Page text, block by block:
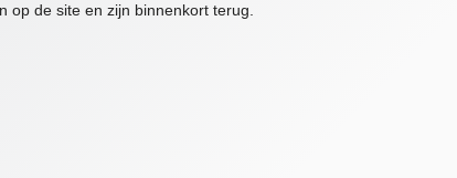
op de site en zijn binnenkort terug.